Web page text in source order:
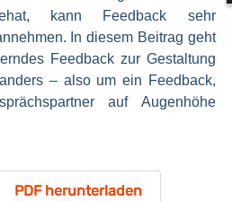
kann Feedback sehr
In diesem Beitrag geht
Feedback zur Gestaltung
– also um ein Feedback,
auf Augenhöhe
PDF herunterladen